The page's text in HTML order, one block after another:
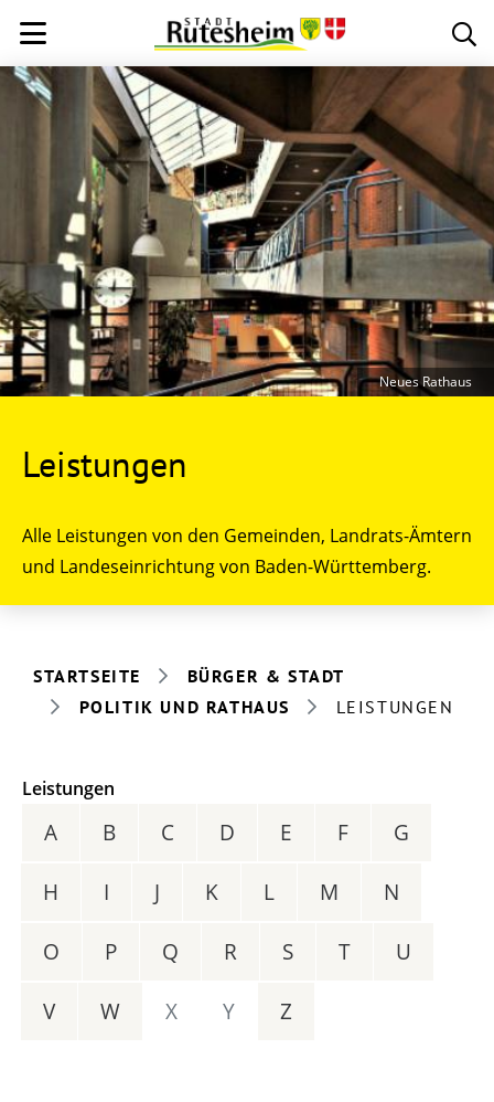
Leistungen
Alle Leistungen von den Gemeinden, Landrats-Ämtern
und Landeseinrichtung von Baden-Württemberg.
Neues Rathaus
STARTSEITE
BÜRGER & STADT
POLITIK UND RATHAUS
LEISTUNGEN
Leistungen
A B C D E F G
H I J K L M N
O P Q R S T U
V W X Y Z